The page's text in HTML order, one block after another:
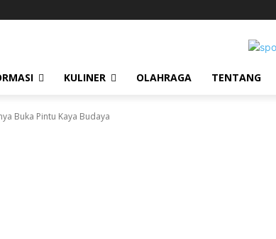
KULINER OLAHRAGA TENTANG
Buka Pintu Kaya Budaya